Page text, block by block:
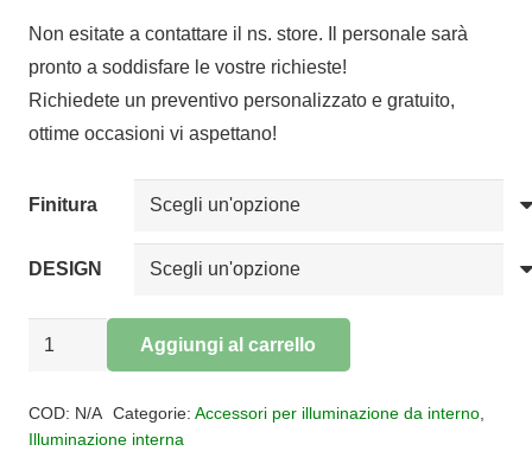
prezzo:
da
€5,00
a
€84,00
Non esitate a contattare il ns. store. Il personale sarà
pronto a soddisfare le vostre richieste!
Richiedete un preventivo personalizzato e gratuito,
ottime occasioni vi aspettano!
Finitura
DESIGN
Profilo
BRASILIA
quantità
Aggiungi al carrello
COD: N/A Categorie: Accessori per illuminazione da interno,
Illuminazione interna